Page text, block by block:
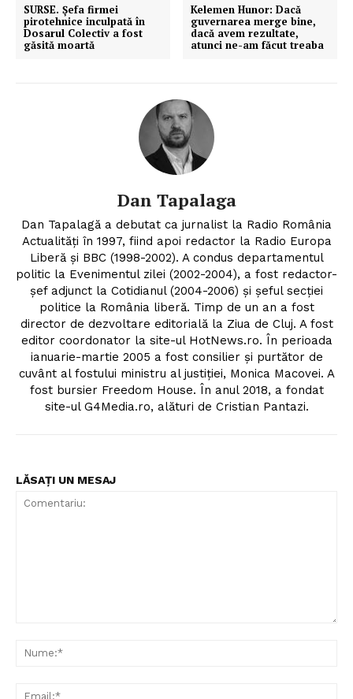
Contact
SURSE. Șefa firmei
pirotehnice inculpată în
Dosarul Colectiv a fost
găsită moartă
Kelemen Hunor: Dacă
guvernarea merge bine,
dacă avem rezultate,
atunci ne-am făcut treaba
Dan Tapalaga
Dan Tapalagă a debutat ca jurnalist la Radio România
Actualități în 1997, fiind apoi redactor la Radio Europa
Liberă și BBC (1998-2002). A condus departamentul
politic la Evenimentul zilei (2002-2004), a fost redactor-
șef adjunct la Cotidianul (2004-2006) și șeful secției
politice la România liberă. Timp de un an a fost
director de dezvoltare editorială la Ziua de Cluj. A fost
editor coordonator la site-ul HotNews.ro. În perioada
ianuarie-martie 2005 a fost consilier și purtător de
cuvânt al fostului ministru al justiției, Monica Macovei. A
fost bursier Freedom House. În anul 2018, a fondat
site-ul G4Media.ro, alături de Cristian Pantazi.
LĂSAȚI UN MESAJ